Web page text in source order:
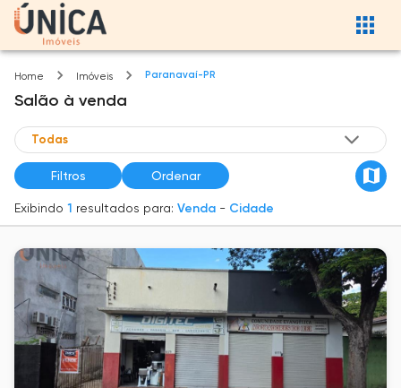
Home Imóveis Paranavaí-PR
Salão à venda
Filtros Ordenar
Exibindo 1 resultados para: Venda - Cidade